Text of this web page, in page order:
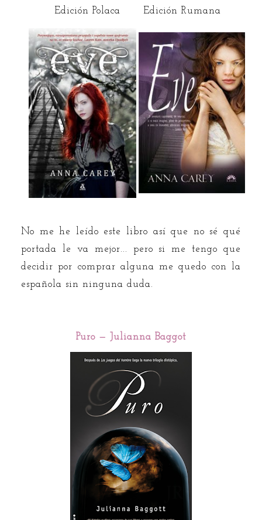
Edición Polaca Edición Rumana
No me he leído este libro así que no sé qué
portada le va mejor... pero si me tengo que
decidir por comprar alguna me quedo con la
española sin ninguna duda.
Puro — Julianna Baggot